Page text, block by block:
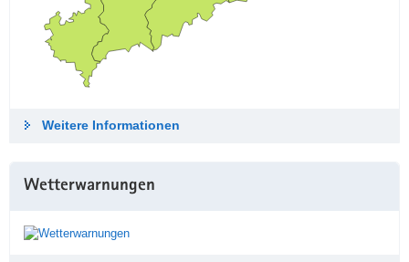
Weitere Informationen
Wetterwarnungen